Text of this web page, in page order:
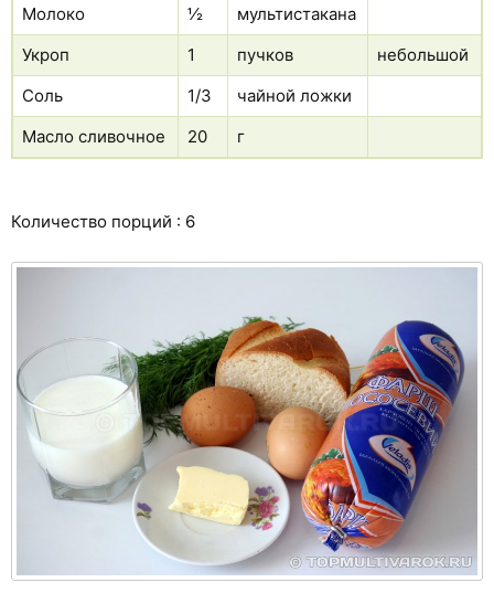
Молоко
½
мультистакана
Укроп
1 пучков
небольшой
Соль
1/3
чайной ложки
Масло сливочное
20 г
Количество порций : 6